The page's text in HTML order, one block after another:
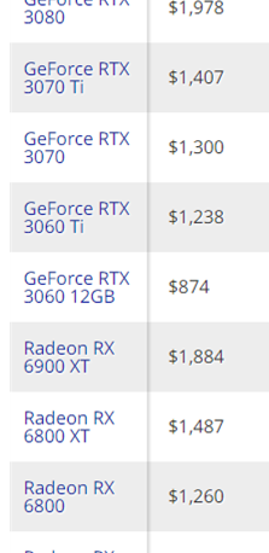
大企业首选
SD-WAN
智能盒子即买即用
全球加速服务
数据中心
华南BGP机房
深圳横岗电信机房
FIL/CHIA/BZZ首选机房
深圳龙华观澜机房
广州天河信息港机房